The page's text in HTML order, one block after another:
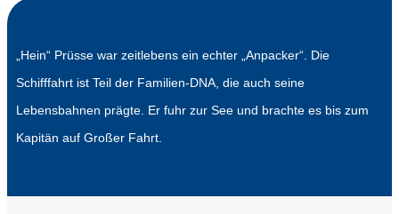
„Hein“ Prüsse war zeitlebens ein echter „Anpacker“. Die
Schifffahrt ist Teil der Familien-DNA, die auch seine
Lebensbahnen prägte. Er fuhr zur See und brachte es bis zum
Kapitän auf Großer Fahrt.